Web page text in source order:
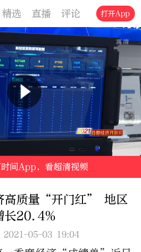
精选 直播 评论 交通 文旅
打开App
间App，看超清视频
高质量“开门红” 地区
长20.4%
2021-05-03 19:04